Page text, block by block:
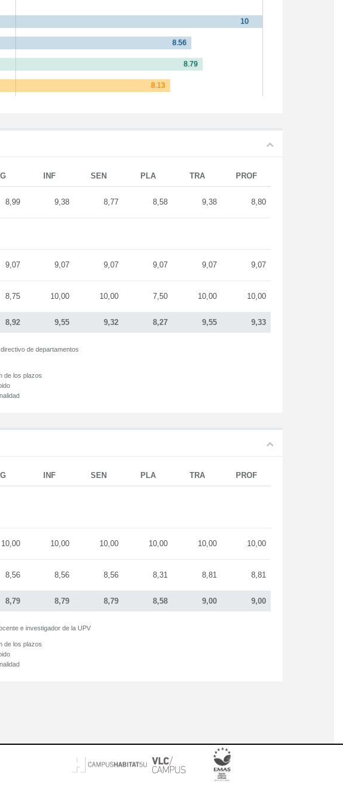
INF SEN PLA TRA PROF
8,92 9,55 9,32 8,27 9,55 9,33
8,99 9,38 8,77 8,58 9,38 8,80
9,07 9,07 9,07 9,07 9,07 9,07
8,75 10,00 10,00 7,50 10,00 10,00
directivo de departamentos
de los plazos
INF SEN PLA TRA PROF
8,79 8,79 8,79 8,58 9,00 9,00
10,00 10,00 10,00 10,00 10,00 10,00
8,56 8,56 8,56 8,31 8,81 8,81
e investigador de la UPV
de los plazos